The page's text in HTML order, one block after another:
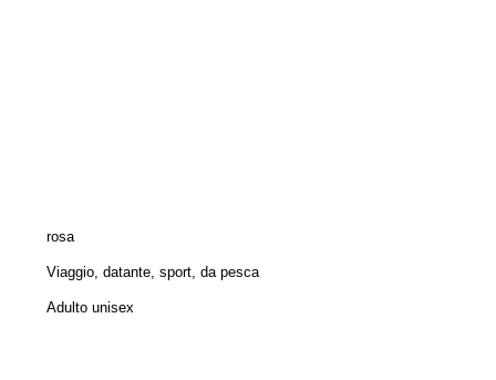
rosa
Viaggio, datante, sport, da pesca
Adulto unisex